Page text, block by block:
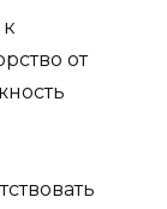
от